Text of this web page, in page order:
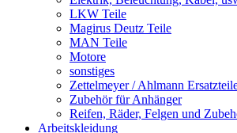
LKW Teile
Magirus Deutz Teile
MAN Teile
Motore
sonstiges
Zettelmeyer / Ahlmann
Zubehör für Anhänger
Reifen, Räder, Felgen und
Arbeitskleidung